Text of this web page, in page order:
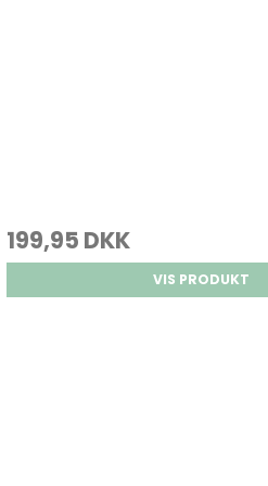
199,95 DKK
VIS PRODUKT